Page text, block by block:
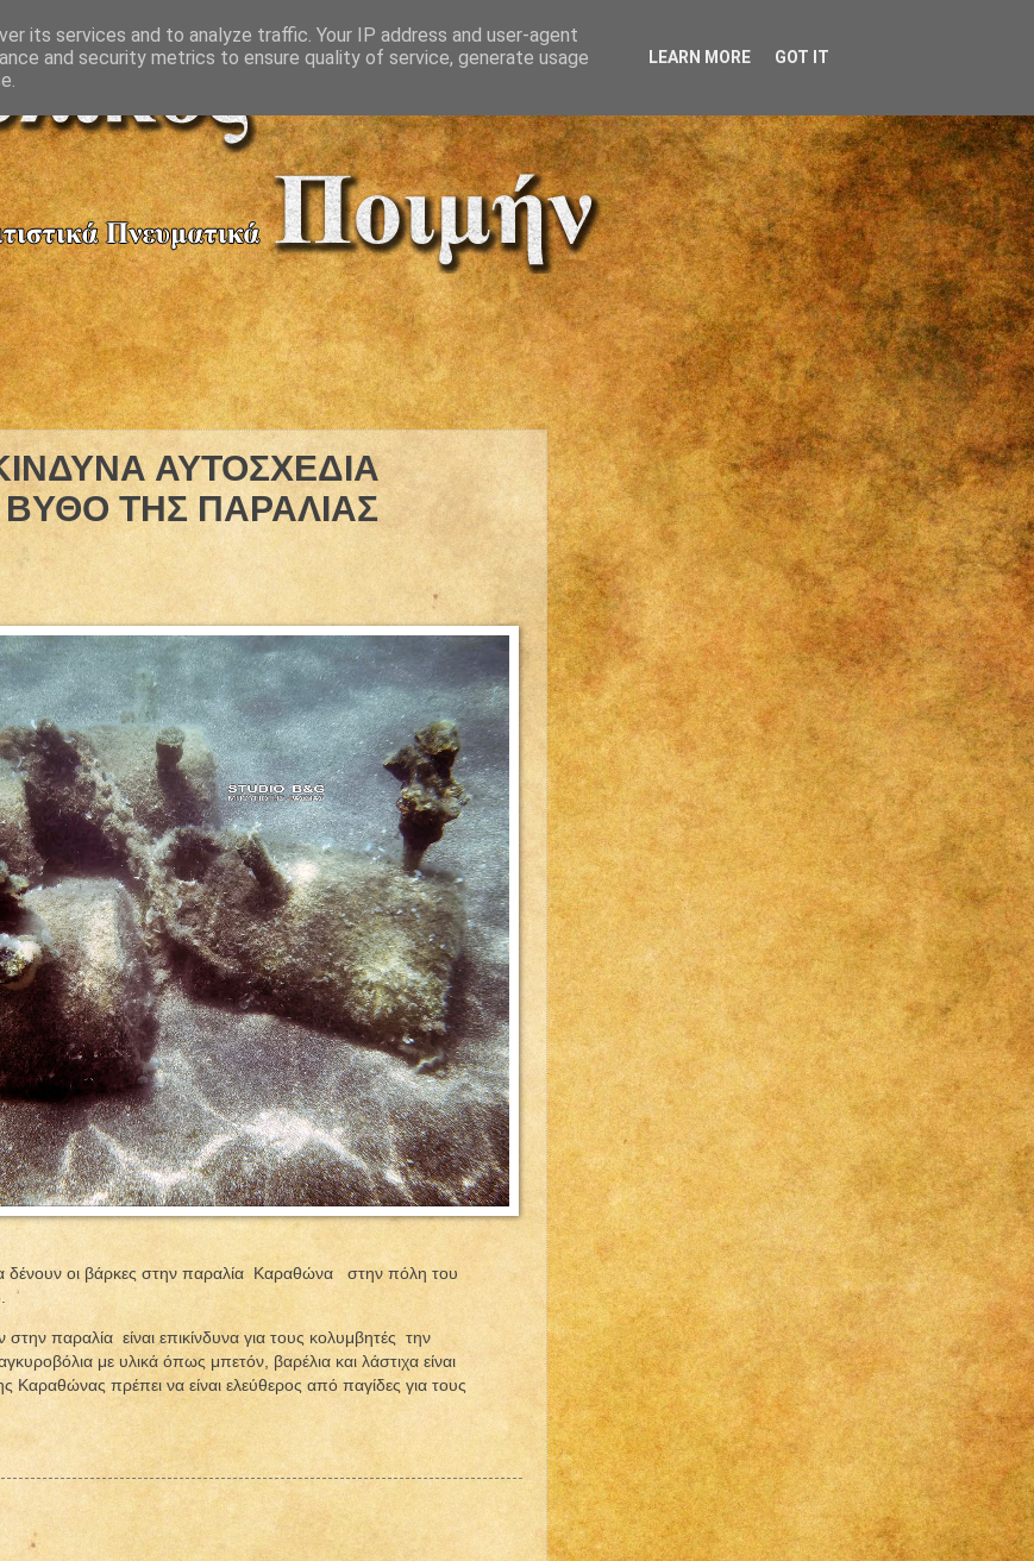
ΑΥΤΟΣΧΕΔΙΑ
ΤΗΣ ΠΑΡΑΛΙΑΣ
δένουν οι βάρκες στην παραλία Καραθώνα στην πόλη του
παραλία είναι επικίνδυνα για τους κολυμβητές την
με υλικά όπως μπετόν, βαρέλια και λάστιχα είναι
Καραθώνας πρέπει να είναι ελεύθερος από παγίδες για τους
its services and to analyze traffic. Your IP address and user-agent
and security metrics to ensure quality of service, generate usage
LEARN MORE GOT IT